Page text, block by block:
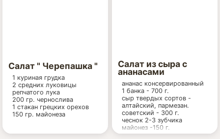
Салат " Черепашка "
1 куриная грудка
2 средних луковицы
репчатого лука
200 гр. чернослива
1 стакан грецких орехов
150 гр. майонеза
Салат из сыра с
ананасами
ананас консервированный
1 банка - 700 г.
сыр твердых сортов -
алтайский, пармезан.
советский - 300 г.
чеснок 2-3 зубчика
майонез -150 г.
соль, перец - по вскусу